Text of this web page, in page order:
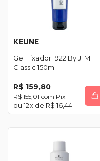
KEUNE
Gel Fixador 1922 By J. M.
Classic 150ml
R$ 159,80
R$ 155,01 com Pix
12x de R$ 16,44